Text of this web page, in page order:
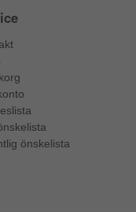
önskelista